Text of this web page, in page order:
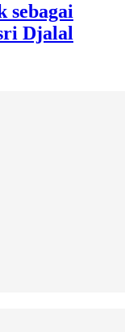
sebagai
Djalal